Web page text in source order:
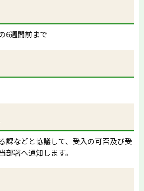
6週間前まで
課などと協議して、受入の可否及び受
部署へ通知します。